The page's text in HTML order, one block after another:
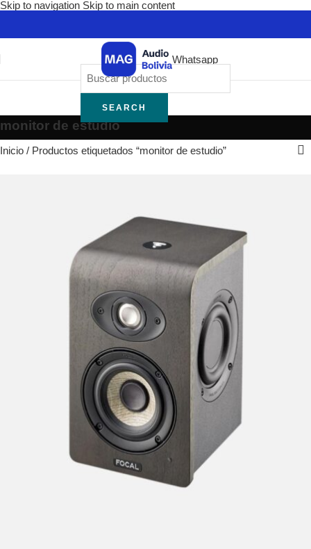
Skip to navigation Skip to main content
Whatsapp
SEARCH
monitor de estudio
Inicio / Productos etiquetados “monitor de estudio”